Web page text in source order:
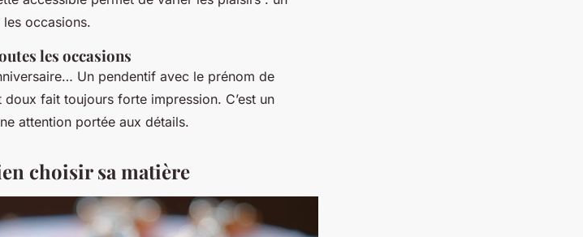
occasions.
les occasions
Un pendentif avec le prénom de
fait toujours forte impression. C’est un
attention portée aux détails.
choisir sa matière